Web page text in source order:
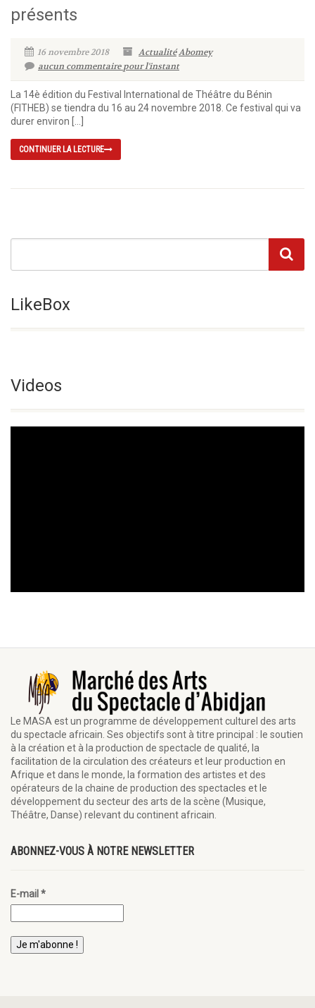
présents
16 novembre 2018 ActualitéAbomey
aucun commentaire pour l'instant
La 14è édition du Festival International de Théâtre du Bénin
(FITHEB) se tiendra du 16 au 24 novembre 2018. Ce festival qui va
durer environ […]
CONTINUER LA LECTURE
LikeBox
Videos
Le MASA est un programme de développement culturel des arts
du spectacle africain. Ses objectifs sont à titre principal : le soutien
à la création et à la production de spectacle de qualité, la
facilitation de la circulation des créateurs et leur production en
Afrique et dans le monde, la formation des artistes et des
opérateurs de la chaine de production des spectacles et le
développement du secteur des arts de la scène (Musique,
Théâtre, Danse) relevant du continent africain.
ABONNEZ-VOUS À NOTRE NEWSLETTER
E-mail*